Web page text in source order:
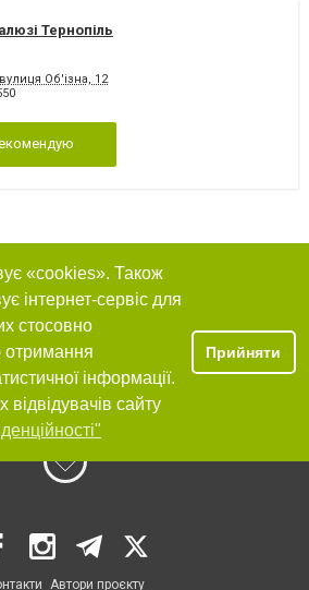
Тернопіль
Об'iзна, 12
«cookies». Також
інтернет-сервіс для
стосовно
отримання
інформації.
сайту
Прийняти
Автори проєкту